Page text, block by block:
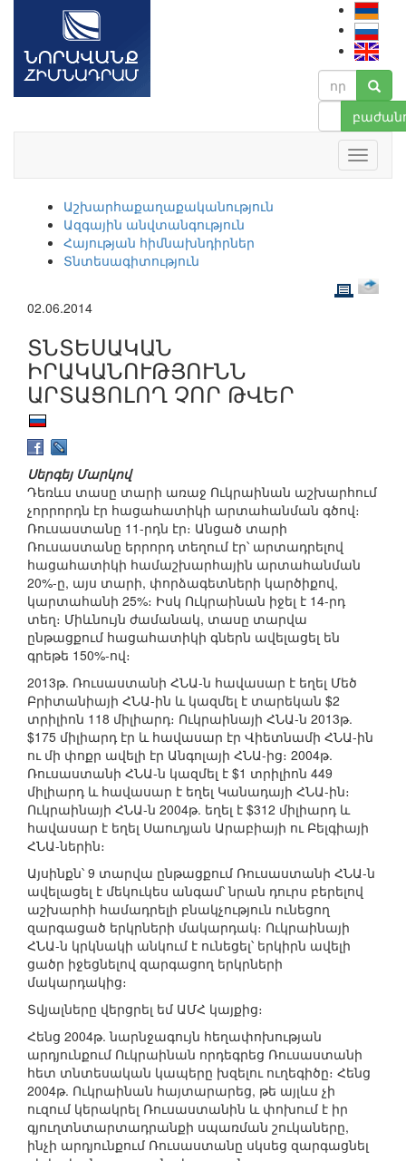
Աշխարհաքաղաքականություն
Ազգային անվտանգություն
Հայության հիմնախնդիրներ
Տնտեսագիտություն
02.06.2014
ՏՆՏԵՍԱԿԱՆ
ԻՐԱԿԱՆՈՒԹՅՈՒՆՆ
ԱՐՏԱՑՈԼՈՂ ՉՈՐ ԹՎԵՐ
Սերգեյ Մարկով
Դեռևս տասը տարի առաջ Ուկրաինան աշխարհում
չորրորդն էր հացահատիկի արտահանման գծով։
Ռուսաստանը 11-րդն էր։ Անցած տարի
Ռուսաստանը երրորդ տեղում էր՝ արտադրելով
հացահատիկի համաշխարհային արտահանման
20%-ը, այս տարի, փորձագետների կարծիքով,
կարտահանի 25%։ Իսկ Ուկրաինան իջել է 14-րդ
տեղ։ Միևնույն ժամանակ, տասը տարվա
ընթացքում հացահատիկի գներն ավելացել են
գրեթե 150%-ով։
2013թ. Ռուսաստանի ՀՆԱ-ն հավասար է եղել Մեծ
Բրիտանիայի ՀՆԱ-ին և կազմել է տարեկան $2
տրիլիոն 118 միլիարդ։ Ուկրաինայի ՀՆԱ-ն 2013թ.
$175 միլիարդ էր և հավասար էր Վիետնամի ՀՆԱ-ին
ու մի փոքր ավելի էր Անգոլայի ՀՆԱ-ից։ 2004թ.
Ռուսաստանի ՀՆԱ-ն կազմել է $1 տրիլիոն 449
միլիարդ և հավասար է եղել Կանադայի ՀՆԱ-ին։
Ուկրաինայի ՀՆԱ-ն 2004թ. եղել է $312 միլիարդ և
հավասար է եղել Սաուդյան Արաբիայի ու Բելգիայի
ՀՆԱ-ներին։
Այսինքն՝ 9 տարվա ընթացքում Ռուսաստանի ՀՆԱ-ն
ավելացել է մեկուկես անգամ՝ նրան դուրս բերելով
աշխարհի համադրելի բնակչություն ունեցող
զարգացած երկրների մակարդակ։ Ուկրաինայի
ՀՆԱ-ն կրկնակի անկում է ունեցել՝ երկիրն ավելի
ցածր իջեցնելով զարգացող երկրների
մակարդակից։
Տվյալները վերցրել եմ ԱՄՀ կայքից։
Հենց 2004թ. նարնջագույն հեղափոխության
արդյունքում Ուկրաինան որդեգրեց Ռուսաստանի
հետ տնտեսական կապերը խզելու ուղեգիծը։ Հենց
2004թ. Ուկրաինան հայտարարեց, թե այլևս չի
ուզում կերակրել Ռուսաստանին և փոխում է իր
գյուղտնտարտադրանքի սպառման շուկաները,
ինչի արդյունքում Ռուսաստանը սկսեց զարգացնել